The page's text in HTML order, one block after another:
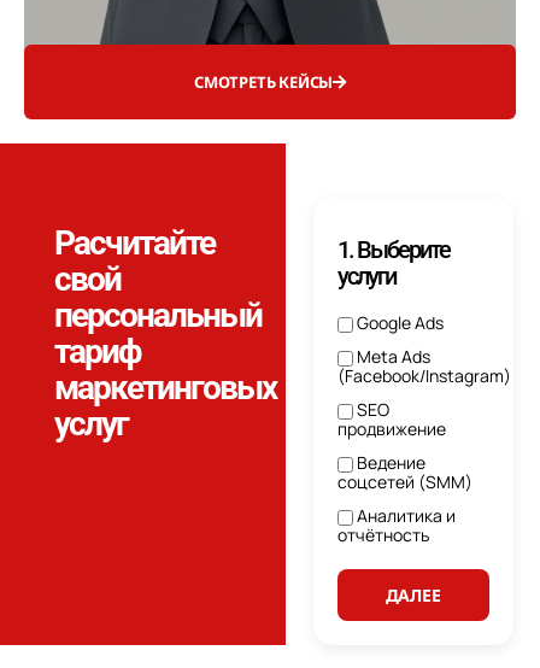
СМОТРЕТЬ КЕЙСЫ
Расчитайте
свой
персональный
тариф
маркетинговых
услуг
1. Выберите
услуги
Google Ads
Meta Ads
(Facebook/Instagram)
SEO
продвижение
Ведение
соцсетей (SMM)
Аналитика и
отчётность
ДАЛЕЕ